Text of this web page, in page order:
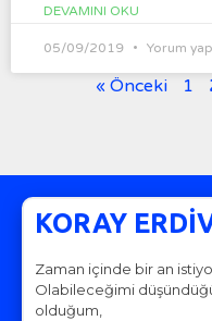
DEVAMINI OKU
05/09/2019 Yorum
« Önceki 1
KORAY
Zaman içinde bir an
Olabileceğimi
olduğum,